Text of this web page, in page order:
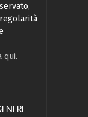
qui.